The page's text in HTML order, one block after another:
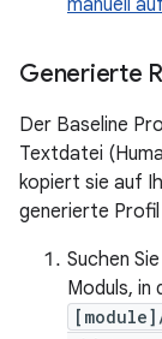
manuell
Generierte
Der Baseline
Textdatei
kopiert sie auf
generierte
Suchen
Moduls, in